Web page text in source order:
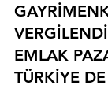
EMLAK
TÜRKİYE